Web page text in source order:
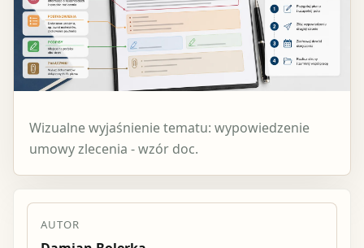
Wizualne wyjaśnienie tematu: wypowiedzenie
umowy zlecenia - wzór doc.
AUTOR